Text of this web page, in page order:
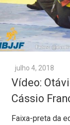
julho 4, 2018
Vídeo:
Cássio
Faixa-preta da